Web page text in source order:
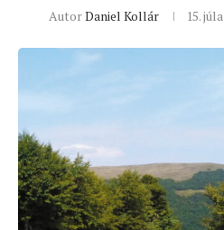
AutorDaniel Kollár 15.